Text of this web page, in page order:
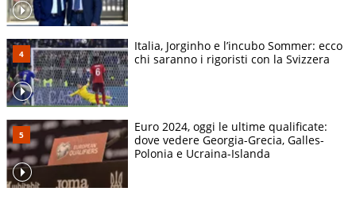
Italia, Jorginho e l’incubo Sommer: ecco
chi saranno i rigoristi con la Svizzera
Euro 2024, oggi le ultime qualificate:
dove vedere Georgia-Grecia, Galles-
Polonia e Ucraina-Islanda